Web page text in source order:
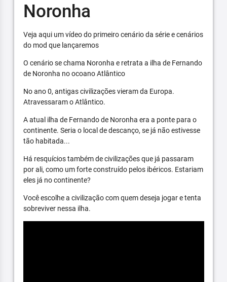
Noronha
Veja aqui um vídeo do primeiro cenário da série e cenários
do mod que lançaremos
O cenário se chama Noronha e retrata a ilha de Fernando
de Noronha no ocoano Atlântico
No ano 0, antigas civilizações vieram da Europa.
Atravessaram o Atlântico.
A atual ilha de Fernando de Noronha era a ponte para o
continente. Seria o local de descanço, se já não estivesse
tão habitada...
Há resquícios também de civilizações que já passaram
por ali, como um forte construído pelos ibéricos. Estariam
eles já no continente?
Você escolhe a civilização com quem deseja jogar e tenta
sobreviver nessa ilha.